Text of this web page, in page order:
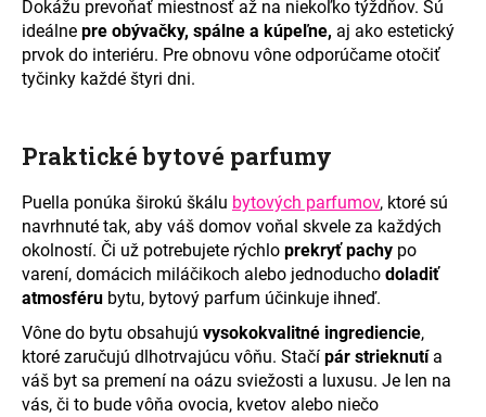
Dokážu prevoňať miestnosť až na niekoľko týždňov. Sú
ideálne pre obývačky, spálne a kúpeľne, aj ako estetický
prvok do interiéru. Pre obnovu vône odporúčame otočiť
tyčinky každé štyri dni.
Praktické bytové parfumy
Puella ponúka širokú škálu bytových parfumov, ktoré sú
navrhnuté tak, aby váš domov voňal skvele za každých
okolností. Či už potrebujete rýchlo prekryť pachy po
varení, domácich miláčikoch alebo jednoducho doladiť
atmosféru bytu, bytový parfum účinkuje ihneď.
Vône do bytu obsahujú vysokokvalitné ingrediencie,
ktoré zaručujú dlhotrvajúcu vôňu. Stačí pár strieknutí a
váš byt sa premení na oázu sviežosti a luxusu. Je len na
vás, či to bude vôňa ovocia, kvetov alebo niečo